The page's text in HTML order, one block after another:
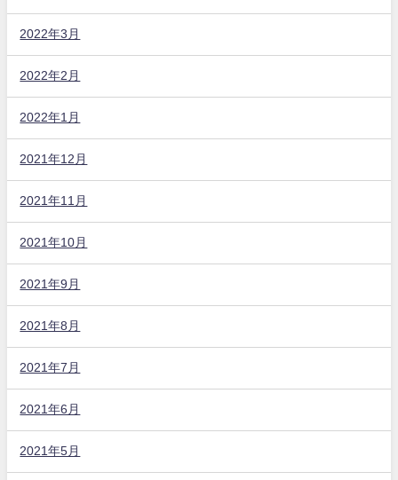
2022年3月
2022年2月
2022年1月
2021年12月
2021年11月
2021年10月
2021年9月
2021年8月
2021年7月
2021年6月
2021年5月